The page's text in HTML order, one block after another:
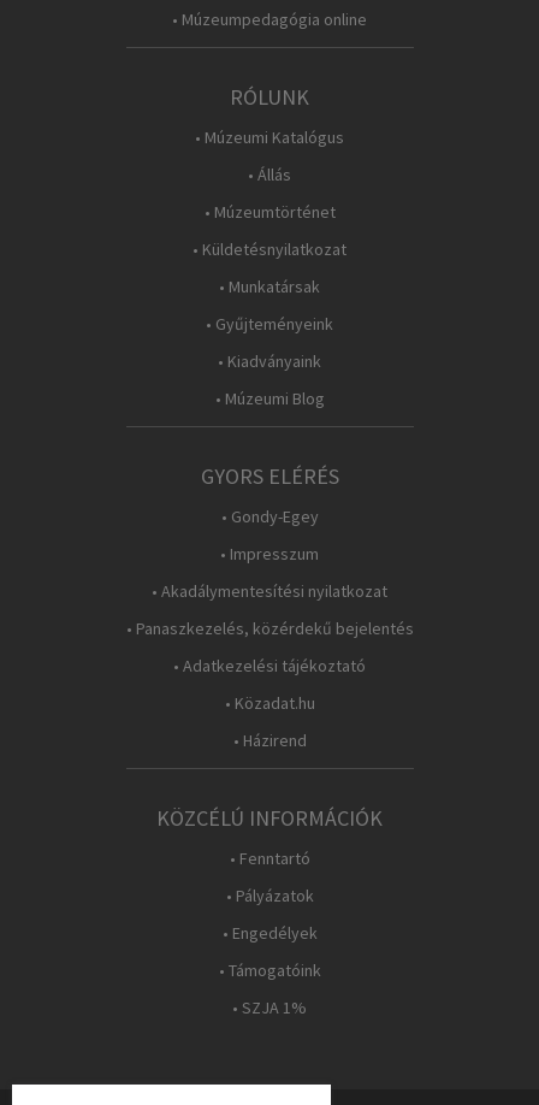
• Múzeumpedagógia online
RÓLUNK
• Múzeumi Katalógus
• Állás
• Múzeumtörténet
• Küldetésnyilatkozat
• Munkatársak
• Gyűjteményeink
• Kiadványaink
• Múzeumi Blog
GYORS ELÉRÉS
• Gondy-Egey
• Impresszum
• Akadálymentesítési nyilatkozat
• Panaszkezelés, közérdekű bejelentés
• Adatkezelési tájékoztató
• Közadat.hu
• Házirend
KÖZCÉLÚ INFORMÁCIÓK
• Fenntartó
• Pályázatok
• Engedélyek
• Támogatóink
• SZJA 1%